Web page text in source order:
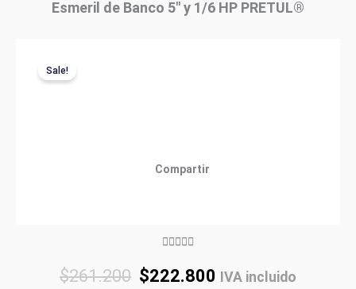
Esmeril de Banco 5″ y 1/6 HP PRETUL®
Sale!
Compartir

out
$261.200 Original
$222.800 Current
IVA incluido